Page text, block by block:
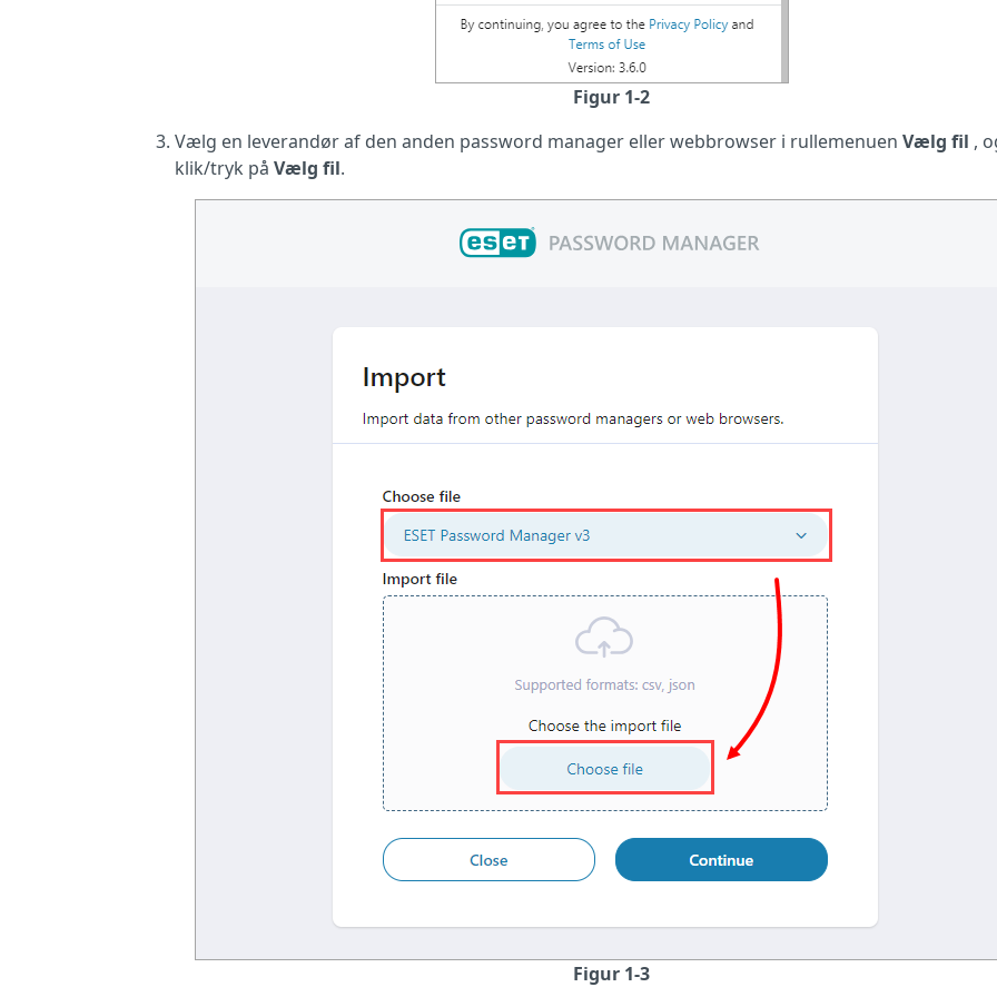
Figur 1-2
Vælg en leverandør af den anden password manager eller webbrowser i rullemenuen Vælg fil ,
klik/tryk på Vælg fil.
Figur 1-3